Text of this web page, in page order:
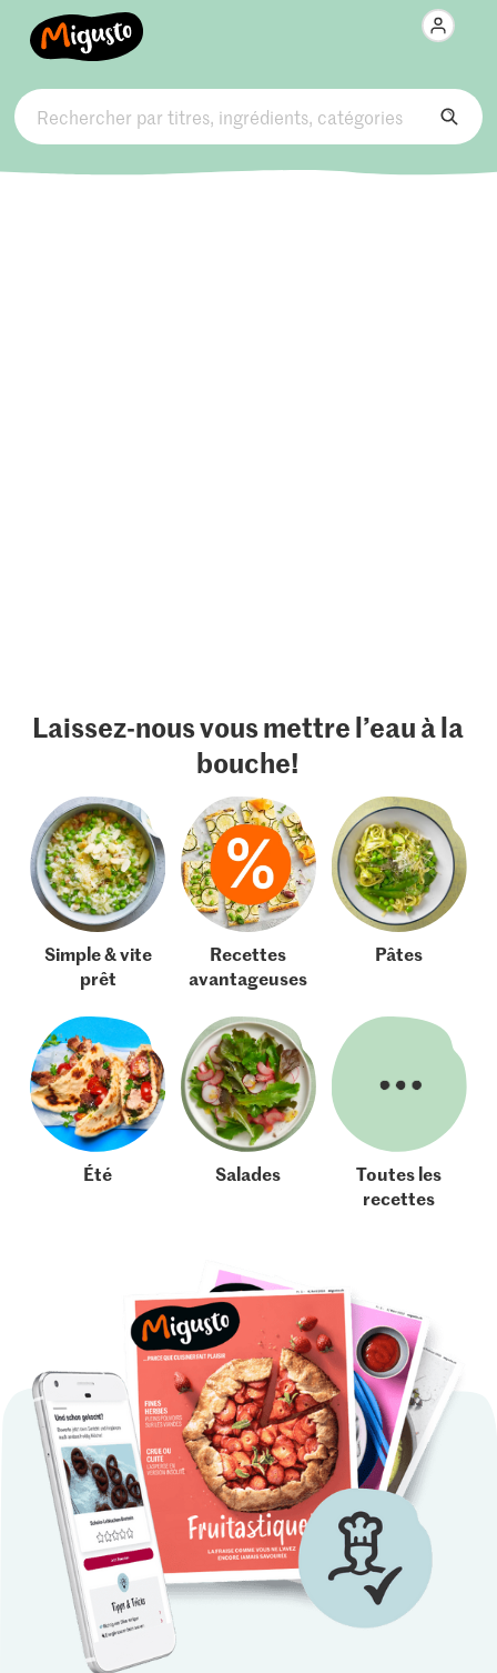
Laissez-nous vous mettre l’eau à la
bouche!
Simple & vite
prêt
Recettes
avantageuses
Pâtes
Été Salades
Toutes les
recettes